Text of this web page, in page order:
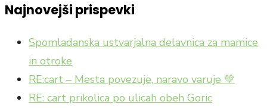
Najnovejši prispevki
Spomladanska ustvarjalna delavnica za mamice
in otroke
RE:cart – Mesta povezuje, naravo varuje 💚
RE: cart prikolica po ulicah obeh Goric